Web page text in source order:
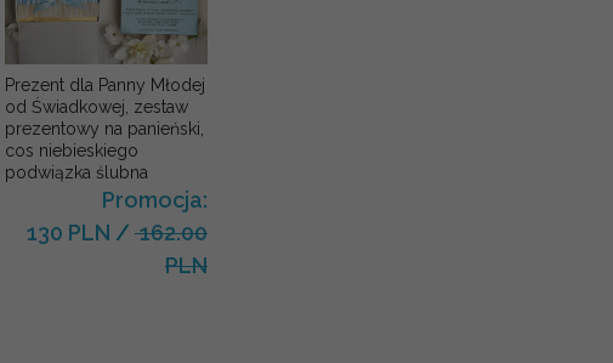
Prezent dla Panny Młodej
od Świadkowej, zestaw
prezentowy na panieński,
cos niebieskiego
podwiązka ślubna
Promocja:
130 PLN / 162.00
PLN